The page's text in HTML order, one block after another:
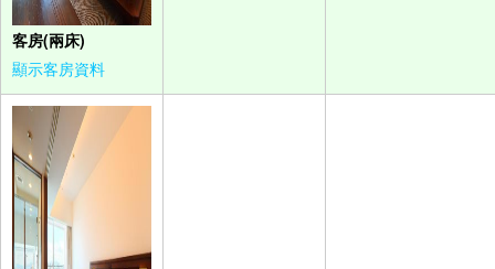
客房(兩床)
顯示客房資料